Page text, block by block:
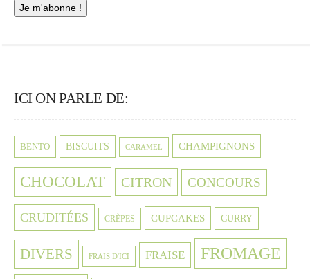
ICI ON PARLE DE:
BENTO BISCUITS CARAMEL CHAMPIGNONS
CHOCOLAT CITRON CONCOURS
CRUDITÉES CRÈPES CUPCAKES CURRY
DIVERS FRAIS D'ICI FRAISE FROMAGE